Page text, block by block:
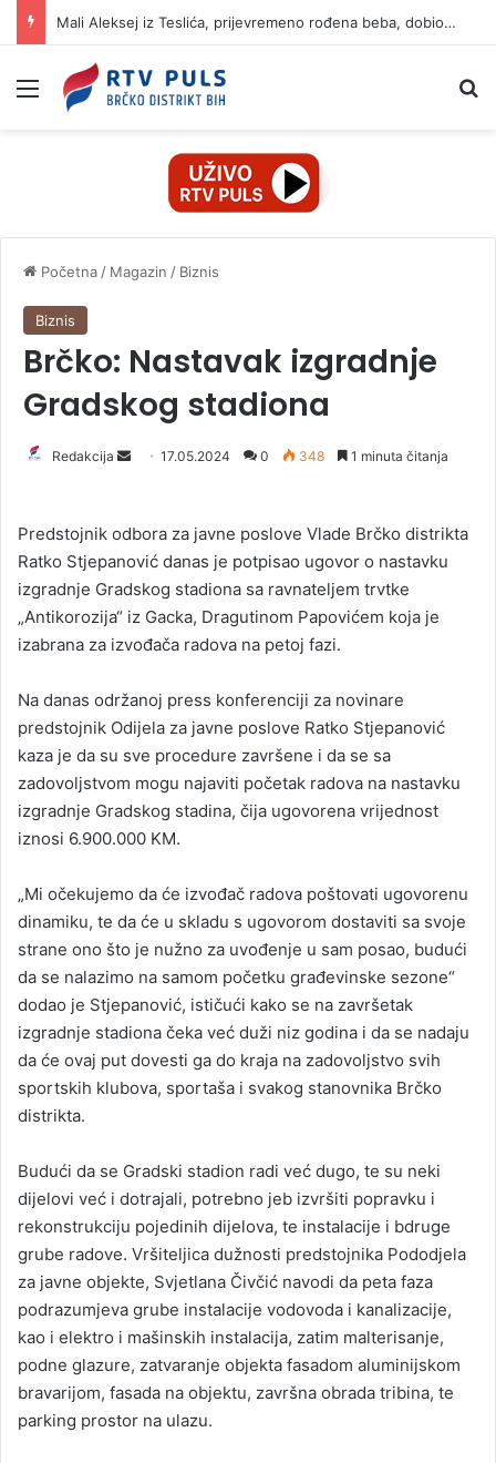
Mali Aleksej iz Teslića, prijevremeno rođena beba, dobio životnu bitku na UKC-u Srpske
Izbornik
Početna / Magazin / Biznis
Biznis
Brčko: Nastavak izgradnje
Gradskog stadiona
Redakcija
d
a
n
e
m
i
l
17.05.2024 0 348 1 minuta čitanja
Predstojnik odbora za javne poslove Vlade Brčko distrikta
Ratko Stjepanović danas je potpisao ugovor o nastavku
izgradnje Gradskog stadiona sa ravnateljem trvtke
„Antikorozija“ iz Gacka, Dragutinom Papovićem koja je
izabrana za izvođača radova na petoj fazi.
Na danas održanoj press konferenciji za novinare
predstojnik Odijela za javne poslove Ratko Stjepanović
kaza je da su sve procedure završene i da se sa
zadovoljstvom mogu najaviti početak radova na nastavku
izgradnje Gradskog stadina, čija ugovorena vrijednost
iznosi 6.900.000 KM.
„Mi očekujemo da će izvođač radova poštovati ugovorenu
dinamiku, te da će u skladu s ugovorom dostaviti sa svoje
strane ono što je nužno za uvođenje u sam posao, budući
da se nalazimo na samom početku građevinske sezone“
dodao je Stjepanović, ističući kako se na završetak
izgradnje stadiona čeka već duži niz godina i da se nadaju
da će ovaj put dovesti ga do kraja na zadovoljstvo svih
sportskih klubova, sportaša i svakog stanovnika Brčko
distrikta.
Budući da se Gradski stadion radi već dugo, te su neki
dijelovi već i dotrajali, potrebno jeb izvršiti popravku i
rekonstrukciju pojedinih dijelova, te instalacije i bdruge
grube radove. Vršiteljica dužnosti predstojnika Pododjela
za javne objekte, Svjetlana Čivčić navodi da peta faza
podrazumjeva grube instalacije vodovoda i kanalizacije,
kao i elektro i mašinskih instalacija, zatim malterisanje,
podne glazure, zatvaranje objekta fasadom aluminijskom
bravarijom, fasada na objektu, završna obrada tribina, te
parking prostor na ulazu.